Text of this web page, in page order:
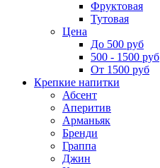
Фруктовая
Тутовая
Цена
До 500 руб
500 - 1500 руб
От 1500 руб
Крепкие напитки
Абсент
Аперитив
Арманьяк
Бренди
Граппа
Джин